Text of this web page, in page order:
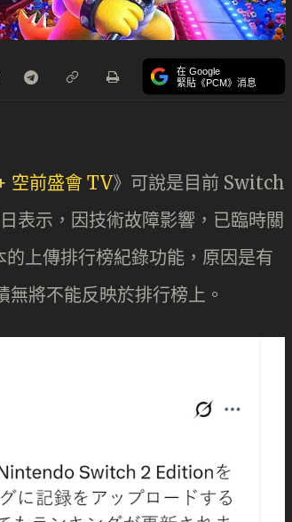
在 Google
緊貼《PCM》消息
空前盛會 TV》可說是目前 Switch
表示，因技術故障影響，已臨時關
上傳排行榜紀錄功能，原因是有
將不能反映於排行榜上。